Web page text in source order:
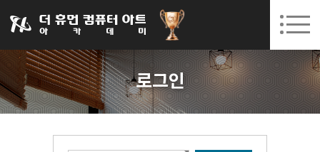
031-252-7277 수원캠퍼스 개강 08. 12.(수)
회원가입 고객센터
로그인
아카데미소개
인사말